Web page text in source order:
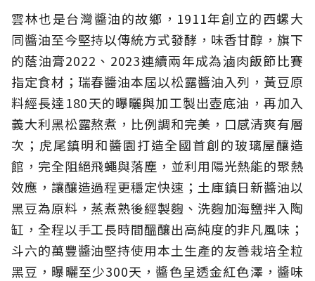
雲林也是台灣醬油的故鄉，1911年創立的西螺大
同醬油至今堅持以傳統方式發酵，味香甘醇，旗下
的蔭油膏2022、2023連續兩年成為滷肉飯節比賽
指定食材；瑞春醬油本屆以松露醬油入列，黃豆原
料經長達180天的曝曬與加工製出壺底油，再加入
義大利黑松露熬煮，比例調和完美，口感清爽有層
次；虎尾鎮明和醬園打造全國首創的玻璃屋釀造
館，完全阻絕飛蠅與落塵，並利用陽光熱能的聚熱
效應，讓釀造過程更穩定快速；土庫鎮日新醬油以
黑豆為原料，蒸煮熟後經製麴、洗麴加海鹽拌入陶
缸，全程以手工長時間醞釀出高純度的非凡風味；
斗六的萬豐醬油堅持使用本土生產的友善栽培全粒
黑豆，曝曬至少300天，醬色呈透金紅色澤，醬味